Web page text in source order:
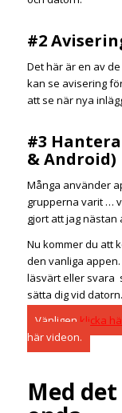
#2
Det här är en av
kan se avisering
att se när nya
#3
& Android)
Många använder
grupperna varit …
gjort att jag nästan
Nu kommer du att
den vanliga
läsvärt eller svara
sätta dig vid datorn.
Vänligen klicka
här videon.
Med